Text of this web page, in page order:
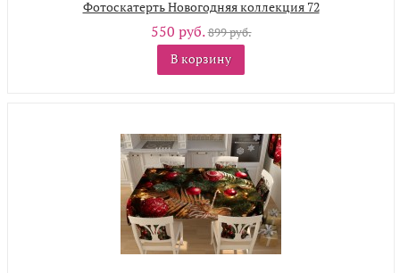
Фотоскатерть Новогодняя коллекция 72
550 руб.899 руб.
В корзину